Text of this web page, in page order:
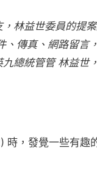
林益世委員的提
、傳真、網路留言
總統管管 林益世
時，發覺一些有趣